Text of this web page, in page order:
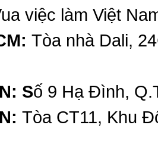
việc làm Việt
Tòa nhà Dali,
Số 9 Hạ Đình,
Tòa CT11, Khu